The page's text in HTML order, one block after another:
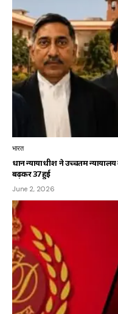
भारत
प्रधान न्यायाधीश ने उच्चतम
बढ़कर 37 हुई
June 2, 2026